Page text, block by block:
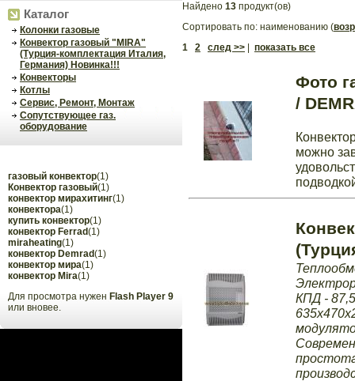
Каталог
Колонки газовые
Конвектор газовый "MIRA"
(Турция-комплектация Италия,
Германия) Новинка!!!
Конвекторы
Котлы
Сервис, Ремонт, Монтаж
Сопутствующее газ.
оборудование
газовый конвектор(1)
Конвектор газовый(1)
конвектор мирахитинг(1)
конвектора(1)
купить конвектор(1)
конвектор Ferrad(1)
miraheating(1)
конвектор Demrad(1)
конвектор мира(1)
конвектор Mira(1)
Для просмотра нужен Flash Player 9
или вновее.
Найдено 13 продукт(ов)
Сортировать по: наименованию (возр
1
2 след >> показать все
Фото
/
можно
КПД -